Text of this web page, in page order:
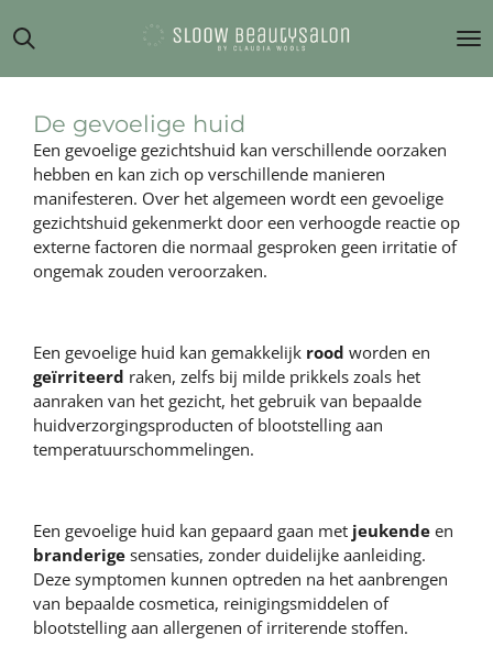
direct
hoofdinhoud
De gevoelige huid
Een gevoelige gezichtshuid kan verschillende oorzaken
hebben en kan zich op verschillende manieren
manifesteren. Over het algemeen wordt een gevoelige
gezichtshuid gekenmerkt door een verhoogde reactie op
externe factoren die normaal gesproken geen irritatie of
ongemak zouden veroorzaken.
Een gevoelige huid kan gemakkelijk rood worden en
geïrriteerd raken, zelfs bij milde prikkels zoals het
aanraken van het gezicht, het gebruik van bepaalde
huidverzorgingsproducten of blootstelling aan
temperatuurschommelingen.
Een gevoelige huid kan gepaard gaan met jeukende en
branderige sensaties, zonder duidelijke aanleiding.
Deze symptomen kunnen optreden na het aanbrengen
van bepaalde cosmetica, reinigingsmiddelen of
blootstelling aan allergenen of irriterende stoffen.